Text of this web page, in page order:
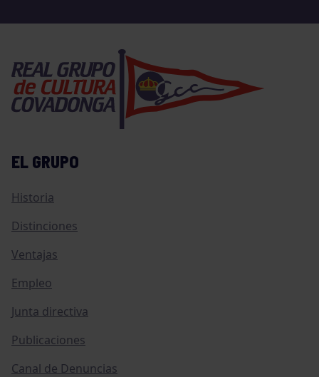
EL GRUPO
Historia
Distinciones
Ventajas
Empleo
Junta directiva
Publicaciones
Canal de Denuncias